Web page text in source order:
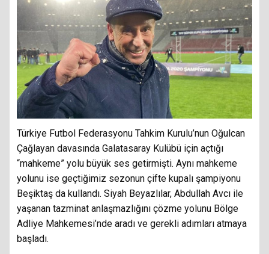
Türkiye Futbol Federasyonu Tahkim Kurulu’nun Oğulcan
Çağlayan davasında Galatasaray Kulübü için açtığı
“mahkeme” yolu büyük ses getirmişti. Aynı mahkeme
yolunu ise geçtiğimiz sezonun çifte kupalı şampiyonu
Beşiktaş da kullandı. Siyah Beyazlılar, Abdullah Avcı ile
yaşanan tazminat anlaşmazlığını çözme yolunu Bölge
Adliye Mahkemesi’nde aradı ve gerekli adımları atmaya
başladı.